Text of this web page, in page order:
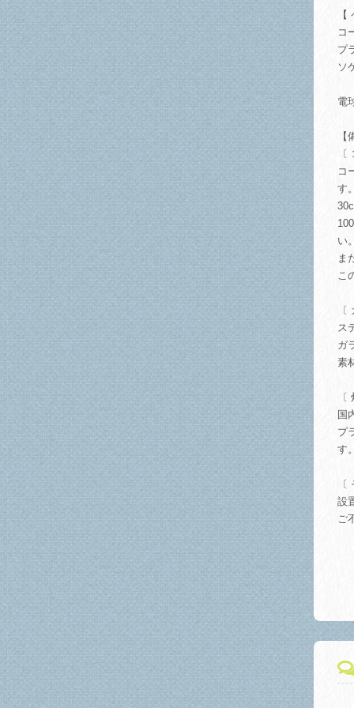
コ
プ
ソ
電
【
コ
す
い
ま
こ
ス
ガ
素
国
プ
す
設
ご